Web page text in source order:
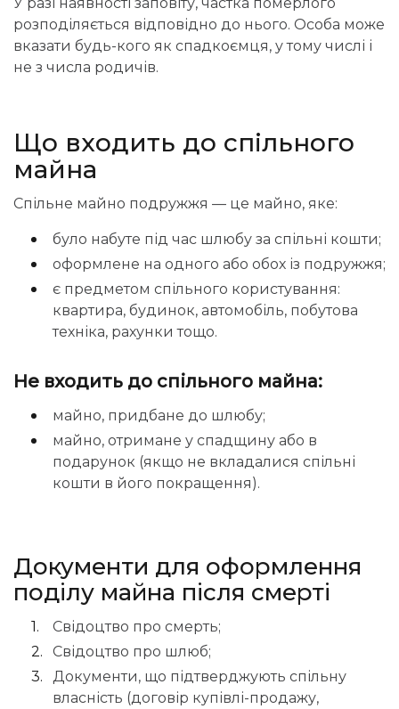
розподіляється відповідно до нього. Особа може
вказати будь-кого як спадкоємця, у тому числі і
не з числа родичів.
Що входить до спільного
майна
Спільне майно подружжя — це майно, яке:
було набуте під час шлюбу за спільні кошти;
оформлене на одного або обох із подружжя;
є предметом спільного користування:
квартира, будинок, автомобіль, побутова
техніка, рахунки тощо.
Не входить до спільного майна:
майно, придбане до шлюбу;
майно, отримане у спадщину або в
подарунок (якщо не вкладалися спільні
кошти в його покращення).
Документи для оформлення
поділу майна після смерті
Свідоцтво про смерть;
Свідоцтво про шлюб;
Документи, що підтверджують спільну
власність (договір купівлі-продажу,